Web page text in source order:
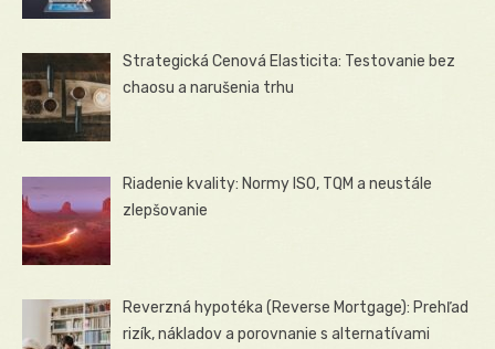
Strategická Cenová Elasticita: Testovanie bez
chaosu a narušenia trhu
Riadenie kvality: Normy ISO, TQM a neustále
zlepšovanie
Reverzná hypotéka (Reverse Mortgage): Prehľad
rizík, nákladov a porovnanie s alternatívami